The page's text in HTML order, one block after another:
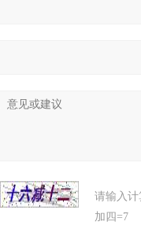
请输入
加四=7